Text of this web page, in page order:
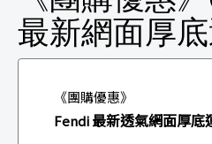
最新網面厚
《團購優惠》
Fendi最新透氣網面厚底